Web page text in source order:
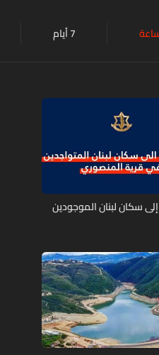
7 أيام
إلى سكان لبنان الموجودين